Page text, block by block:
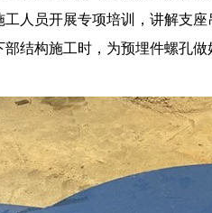
人员开展专项培训，讲解支
结构施工时，为预埋件螺孔